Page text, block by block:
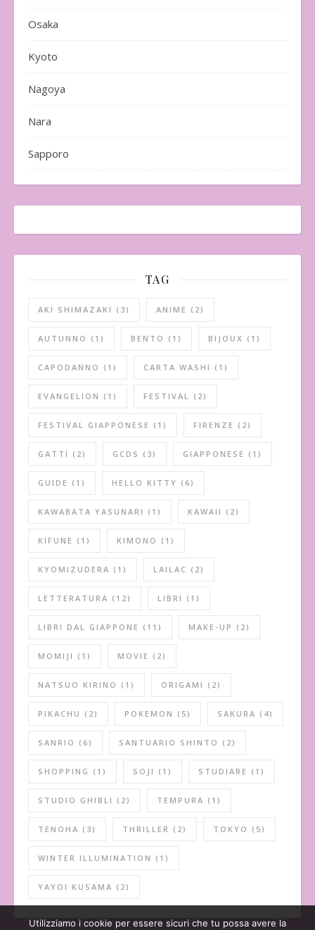
Osaka
Kyoto
Nagoya
Nara
Sapporo
TAG
AKI SHIMAZAKI (3) ANIME (2)
AUTUNNO (1) BENTO (1) BIJOUX (1)
CAPODANNO (1) CARTA WASHI (1)
EVANGELION (1) FESTIVAL (2)
FESTIVAL GIAPPONESE (1) FIRENZE (2)
GATTI (2) GCDS (3) GIAPPONESE (1)
GUIDE (1) HELLO KITTY (6)
KAWABATA YASUNARI (1) KAWAII (2)
KIFUNE (1) KIMONO (1)
KYOMIZUDERA (1) LAILAC (2)
LETTERATURA (12) LIBRI (1)
LIBRI DAL GIAPPONE (11) MAKE-UP (2)
MOMIJI (1) MOVIE (2)
NATSUO KIRINO (1) ORIGAMI (2)
PIKACHU (2) POKEMON (5) SAKURA (4)
SANRIO (6) SANTUARIO SHINTO (2)
SHOPPING (1) SOJI (1) STUDIARE (1)
STUDIO GHIBLI (2) TEMPURA (1)
TENOHA (3) THRILLER (2) TOKYO (5)
WINTER ILLUMINATION (1)
YAYOI KUSAMA (2)
Utilizziamo i cookie per essere sicuri che tu possa avere la